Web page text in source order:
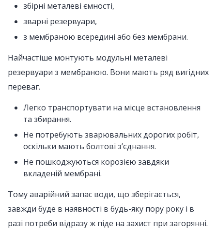
збірні металеві ємності,
зварні резервуари,
з мембраною всередині або без мембрани.
Найчастіше монтують модульні металеві
резервуари з мембраною. Вони мають ряд вигідних
переваг.
Легко транспортувати на місце встановлення
та збирання.
Не потребують зварювальних дорогих робіт,
оскільки мають болтові з’єднання.
Не пошкоджуються корозією завдяки
вкладеній мембрані.
Тому аварійний запас води, що зберігається,
завжди буде в наявності в будь-яку пору року і в
разі потреби відразу ж піде на захист при загорянні.